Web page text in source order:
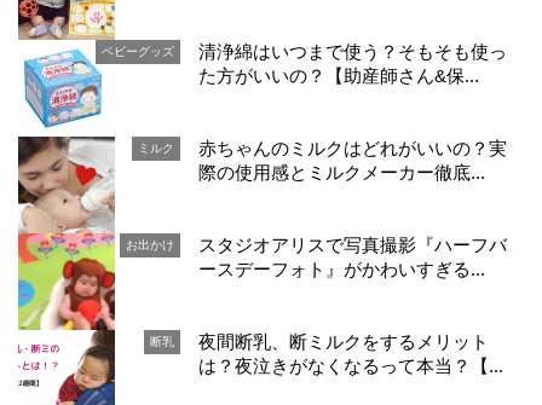
ベビーグッズ
清浄綿はいつまで使う？そもそも使っ
た方がいいの？【助産師さん&保...
ミルク
赤ちゃんのミルクはどれがいいの？実
際の使用感とミルクメーカー徹底...
お出かけ
スタジオアリスで写真撮影『ハーフバ
ースデーフォト』がかわいすぎる...
断乳
夜間断乳、断ミルクをするメリット
は？夜泣きがなくなるって本当？【...